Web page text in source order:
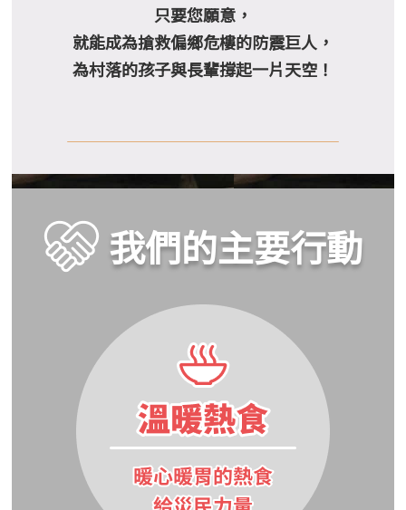
只要您願意，
就能成為搶救偏鄉危樓的防震巨人，
為村落的孩子與長輩撐起一片天空！
我們的主要行動